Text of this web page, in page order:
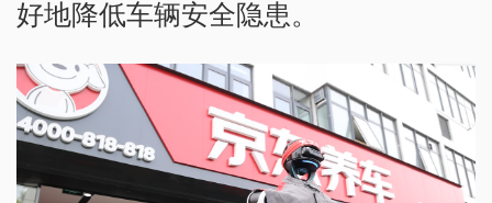
好地降低车辆安全隐患。